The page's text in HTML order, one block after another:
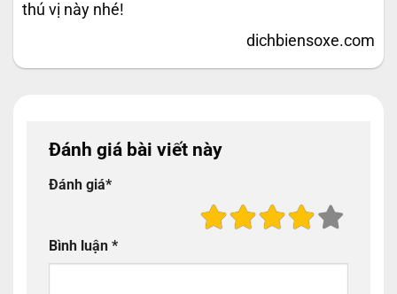
thú vị này nhé!
dichbiensoxe.com
Đánh giá bài viết này
Đánh giá*
Bình luận *